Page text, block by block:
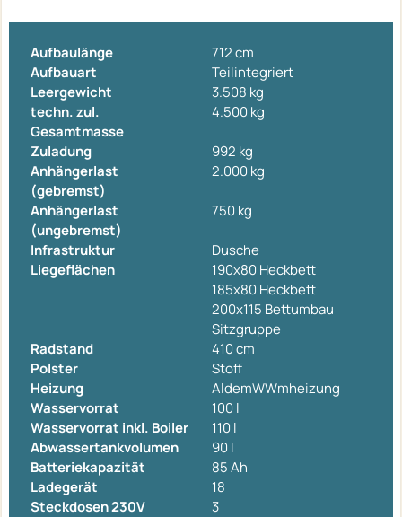
Aufbaulänge
712 cm
Aufbauart
Teilintegriert
Leergewicht
3.508 kg
techn. zul.
Gesamtmasse
4.500 kg
Zuladung
992 kg
Anhängerlast
(gebremst)
2.000 kg
Anhängerlast
(ungebremst)
750 kg
Infrastruktur
Dusche
Liegeflächen
190x80 Heckbett
185x80 Heckbett
200x115 Bettumbau
Sitzgruppe
Radstand
410 cm
Polster
Stoff
Heizung
AldemWWmheizung
Wasservorrat
100 l
Wasservorrat inkl. Boiler
110 l
Abwassertankvolumen
90 l
Batteriekapazität
85 Ah
Ladegerät
18
Steckdosen 230V
3